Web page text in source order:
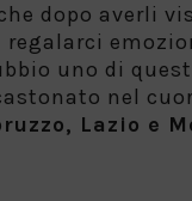
dopo averli
uno di
nel
Lazio e